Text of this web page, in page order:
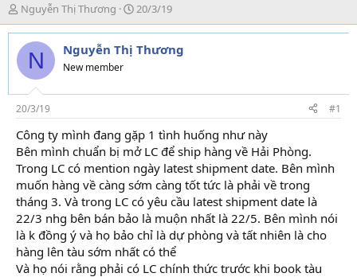
T
h
r
e
d
s
t
a
r
t
e
r
Nguyễn Thị Thương
N
g
à
y
i
20/3/19
N Nguyễn Thị Thương
New member
20/3/19 #1
Công ty mình đang gặp 1 tình huống như này
Bên mình chuẩn bị mở LC để ship hàng về Hải Phòng.
Trong LC có mention ngày latest shipment date. Bên mình
muốn hàng về càng sớm càng tốt tức là phải về trong
tháng 3. Và trong LC có yêu cầu latest shipment date là
22/3 nhg bên bán bảo là muộn nhất là 22/5. Bên mình nói
là k đồng ý và họ bảo chỉ là dự phòng và tất nhiên là cho
hàng lên tàu sớm nhất có thể
Và họ nói rằng phải có LC chính thức trước khi book tàu